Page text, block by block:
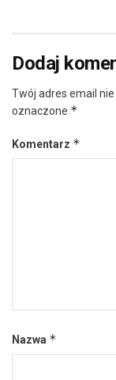
Dodaj
Twój adres email
oznaczone *
Komentarz *
Nazwa *